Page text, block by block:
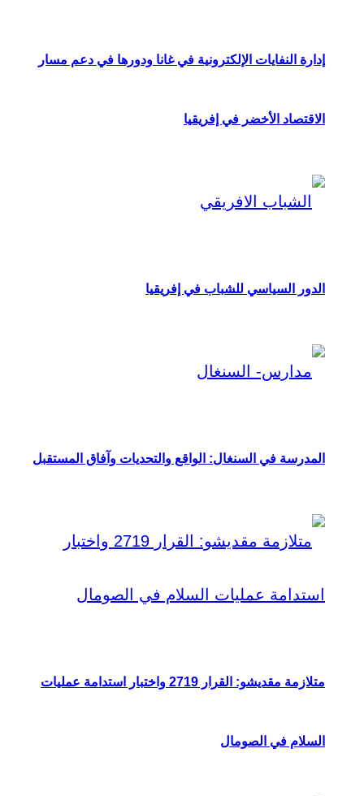
إدارة النفايات الإلكترونية في غانا ودورها في دعم مسار
الاقتصاد الأخضر في إفريقيا
الدور السياسي للشباب في إفريقيا
المدرسة في السنغال: الواقع والتحديات وآفاق المستقبل
متلازمة مقديشو: القرار 2719 واختبار استدامة عمليات
السلام في الصومال